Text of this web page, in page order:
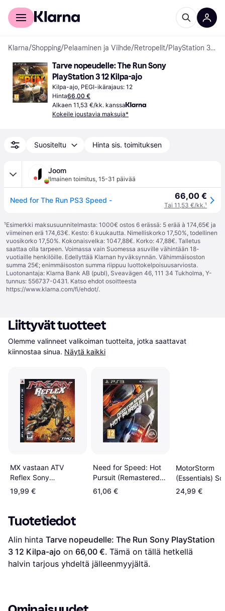
Kuluttajille
Klarna/Shopping/Pelaaminen ja Viihde/Retropelit/ PlayStation 3 -pelit
Tarve nopeudelle: The Run Sony
PlayStation 3 12 Kilpa-ajo
Kilpa-ajo, PEGI-ikärajaus: 12
Hinta66,00 €
Alkaen 11,53 €/kk. kanssa
Kokeile joustavia maksuja*
Suositeltu Hinta sis. toimituksen
Joom
Ilmainen toimitus, 15-31 päivää
Need for The Run PS3 Speed - 66,00 €
Tai 11,53 €/kk.¹
¹Esimerkki maksusuunnitelmasta: 1000€ ostos 6 erässä: 5 erää à 174,65€ ja
viimeinen erä 174,63€. Kesto: 6 kuukautta. Nimelliskorko 17,50%, todellinen
vuosikorko 17,50%. Kokonaisvelka: 1047,88€. Korko: 47,88€. Talletus
saattaa olla tarpeen. Voimassa vain Suomessa asuville vähintään 18-
vuotiaille henkilöille. Edellyttää Klarnan hyväksynnän. Vähimmäisoston
summa 25€; enimmäisoston summa riippuu luottokelpoisuusarviosta.
Luotonantaja: Klarna Bank AB (publ), Sveavägen 46, 111 34 Tukholma, Y-
tunnus: 556737-0431. Katso ehdot osoitteesta
https://www.klarna.com/fi/ehdot/.
Liittyvät tuotteet
Olemme valinneet valikoiman tuotteita, jotka saattavat
kiinnostaa sinua. Näytä kaikki
MX vastaan ATV
Reflex Sony
PlayStation 3 12 Kilpa-
ajo
19,99 €
Need for Speed: Hot
Pursuit (Remastered)
Origin Key GLOBAL
61,06 €
MotorStorm
(Essentials)
PlayStation 3
24,99 €
Tuotetiedot
Alin hinta Tarve nopeudelle: The Run Sony PlayStation
3 12 Kilpa-ajo on 66,00 €. Tämä on tällä hetkellä
halvin tarjous yhdeltä jälleenmyyjältä.